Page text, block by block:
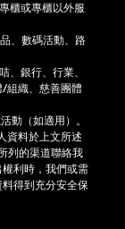
櫃或專櫃以外服
、數碼活動、路
、銀行、行業、
組織、慈善團體
動（如適用）。
資料於上文所述
列的渠道聯絡我
利時，我們或需
得到充分安全保